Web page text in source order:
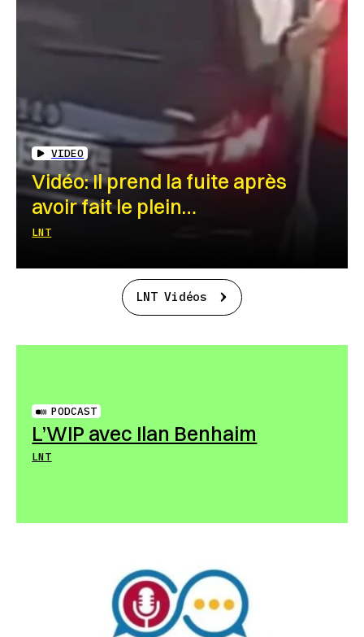
VIDEO
Vidéo: Il prend la fuite après
avoir fait le plein…
LNT
LNT Vidéos
PODCAST
L’WIP avec Ilan Benhaim
LNT